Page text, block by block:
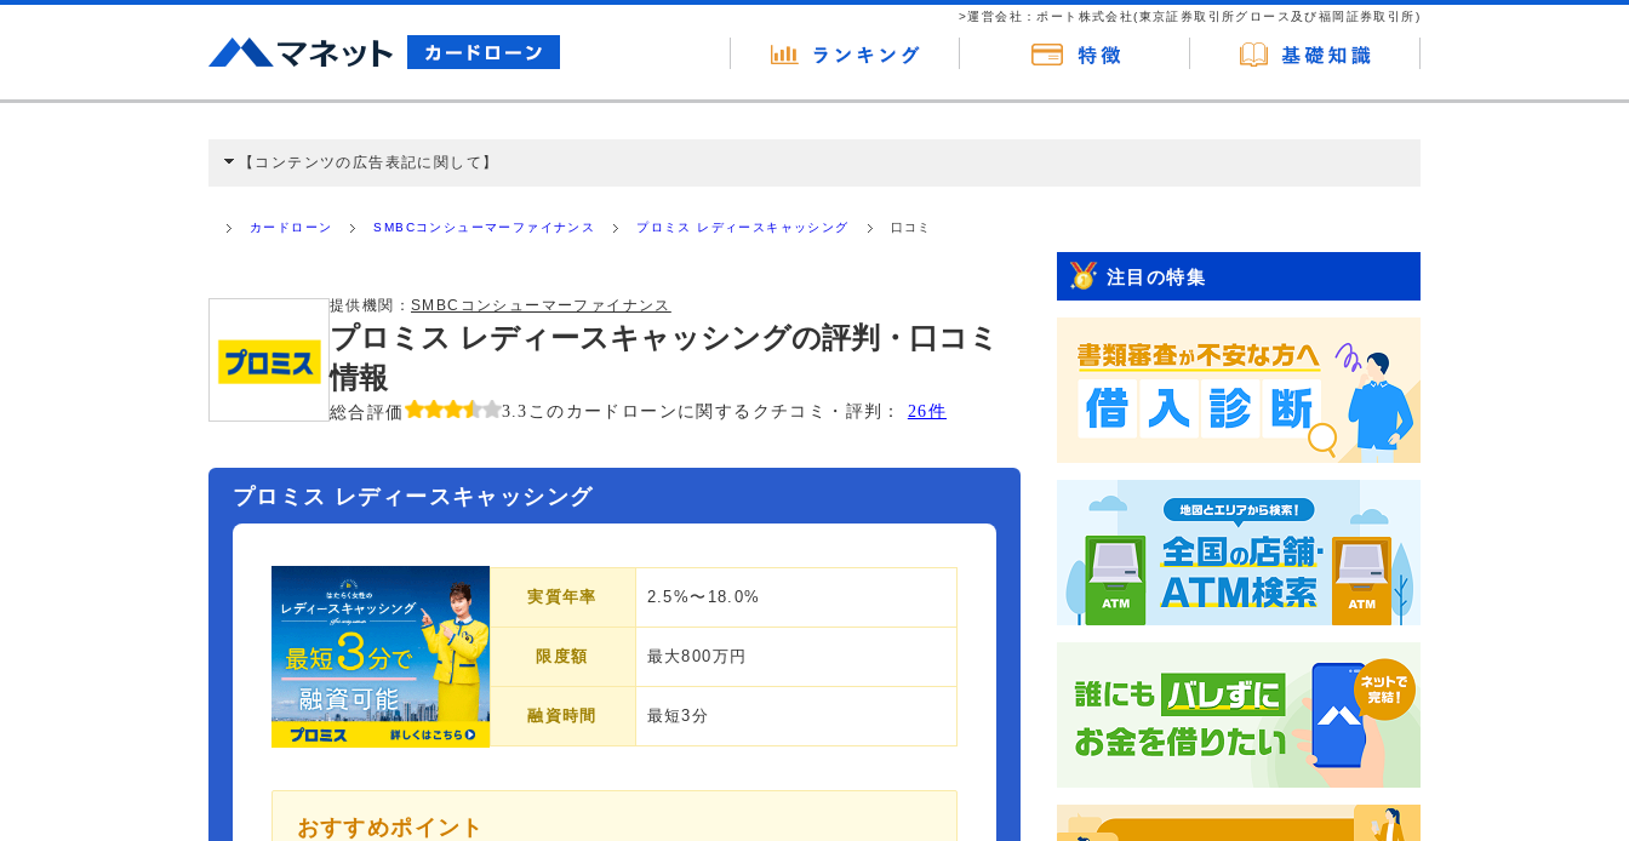
>運営会社：ポート株式会社(東京証券取引所グロース及び福岡証券取引所)
【コンテンツの広告表記に関して】
ミ収集などに基づき、公平性を担保した情報提供を行っています。
カードローン SMBCコンシューマーファイナンス プロミス レディースキャッシング 口コミ
提供機関： SMBCコンシューマーファイナンス
プロミス レディースキャッシングの評判・口コミ
情報
総合評価 3.3 このカードローンに関するクチコミ・評判： 26件
プロミス レディースキャッシング
実質年率 2.5%〜18.0%
限度額 最大800万円
融資時間 最短3分
おすすめポイント
注目の特集